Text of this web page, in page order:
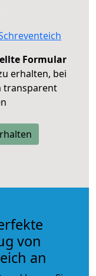
Formular
erhalten, bei
transparent
von
an